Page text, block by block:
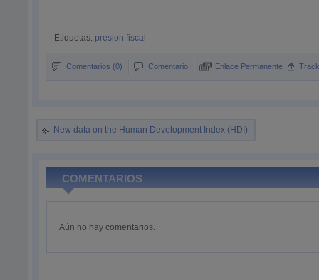
Etiquetas: presion fiscal
Comentarios (0) Comentario Enlace Permanente
New data on the Human Development Index (HDI)
COMENTARIOS
Aún no hay comentarios.